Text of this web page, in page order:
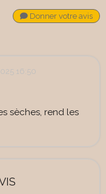
Donner votre avis
16:50
sèches, rend les